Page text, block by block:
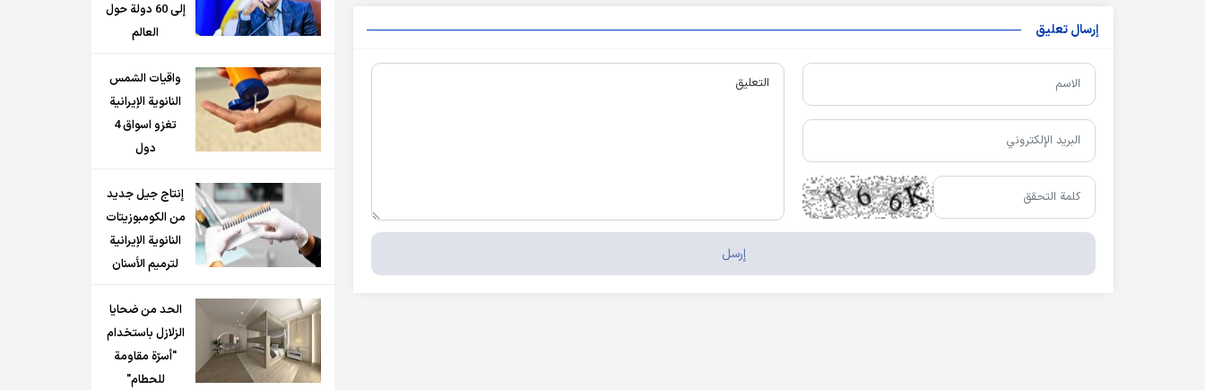
إرسال تعليق
إلى 60 دولة حول
العالم
واقيات الشمس
النانوية الإيرانية
تغزو اسواق 4
دول
إنتاج جيل جديد
من الكومبوزيتات
النانوية الإيرانية
لترميم الأسنان
الحد من ضحايا
الزلازل باستخدام
"أسرّة مقاومة
للحطام"